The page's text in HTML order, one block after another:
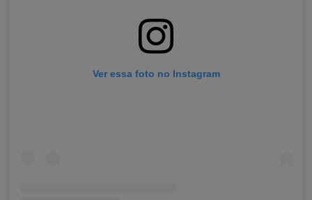
Ver essa foto no Instagram